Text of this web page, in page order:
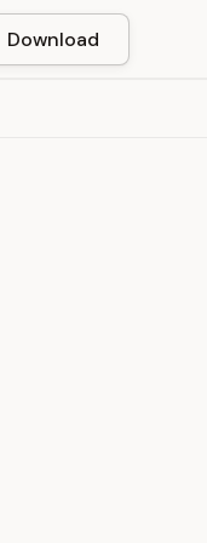
Download